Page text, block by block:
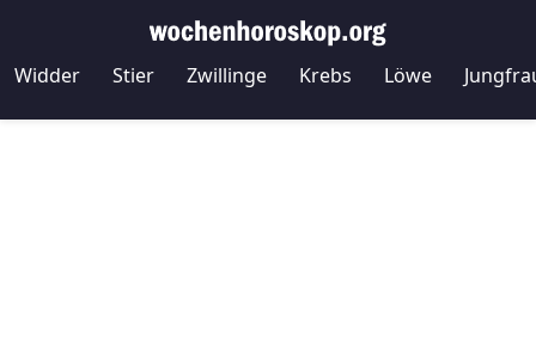
Widder Stier Zwillinge Krebs Löwe